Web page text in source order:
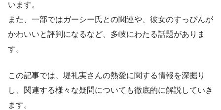
います。
また、一部ではガーシー氏との関連や、彼女のすっぴんが
かわいいと評判になるなど、多岐にわたる話題がありま
す。
この記事では、堤礼実さんの熱愛に関する情報を深掘り
し、関連する様々な疑問についても徹底的に解説していき
ます。